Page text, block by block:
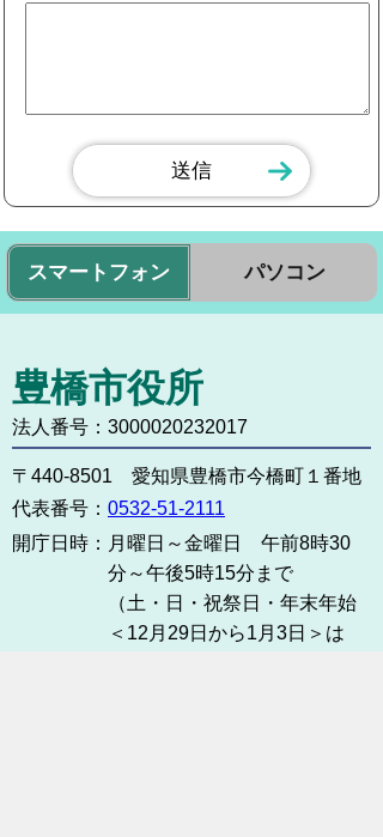
スマートフォン パソコン
豊橋市役所
法人番号：3000020232017
〒440-8501 愛知県豊橋市今橋町１番地
代表番号： 0532-51-2111
開庁日時： 月曜日～金曜日 午前8時30
分～午後5時15分まで
（土・日・祝祭日・年末年始
＜12月29日から1月3日＞は